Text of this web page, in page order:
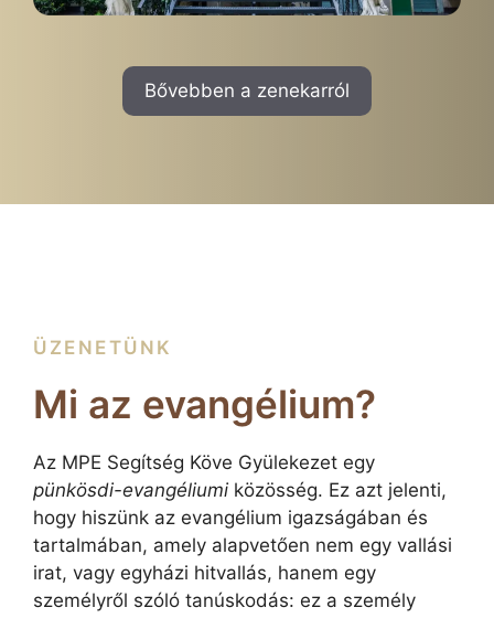
Bővebben a zenekarról
ÜZENETÜNK
Mi az evangélium?
Az MPE Segítség Köve Gyülekezet egy
pünkösdi-evangéliumi közösség. Ez azt jelenti,
hogy hiszünk az evangélium igazságában és
tartalmában, amely alapvetően nem egy vallási
irat, vagy egyházi hitvallás, hanem egy
személyről szóló tanúskodás: ez a személy